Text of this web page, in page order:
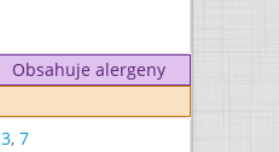
Obsahuje alergeny
3, 7